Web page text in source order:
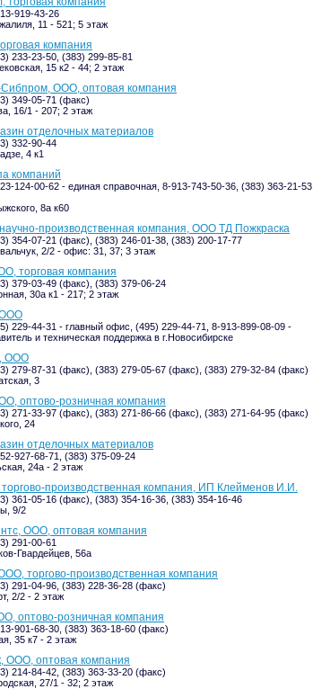
919-43-26
11 - 521; 5 этаж
компания
233-23-50, (383) 299-85-81
15 к2 - 44; 2 этаж
ООО, оптовая компания
349-05-71 (факс)
16/1 - 207; 2 этаж
отделочных материалов
332-90-44
4 к1
компаний
124-00-62 - единая справочная, 8-913-743-50-36, (383) 363-21-53
8а к60
производственная компания, ООО ТД Пожкраска
354-07-21 (факс), (383) 246-01-38, (383) 200-17-77
2/2 - офис: 31, 37; 3 этаж
торговая компания
379-03-49 (факс), (383) 379-06-24
30а к1 - 217; 2 этаж
229-44-31 - главный офис, (495) 229-44-71, 8-913-899-08-09 -
и техническая поддержка в г.Новосибирске
ООО
279-87-31 (факс), (383) 279-05-67 (факс), (383) 279-32-84 (факс)
3
оптово-розничная компания
271-33-97 (факс), (383) 271-86-66 (факс), (383) 271-64-95 (факс)
24
отделочных материалов
927-68-71, (383) 375-09-24
24а - 2 этаж
производственная компания, ИП Клейменов И.И.
361-05-16 (факс), (383) 354-16-36, (383) 354-16-46
9/2
ООО, оптовая компания
291-00-61
Гвардейцев, 56а
торгово-производственная компания
291-04-96, (383) 228-36-28 (факс)
2/2 - 2 этаж
оптово-розничная компания
901-68-30, (383) 363-18-60 (факс)
35 к7 - 2 этаж
ООО, оптовая компания
214-84-42, (383) 363-33-20 (факс)
27/1 - 32; 2 этаж